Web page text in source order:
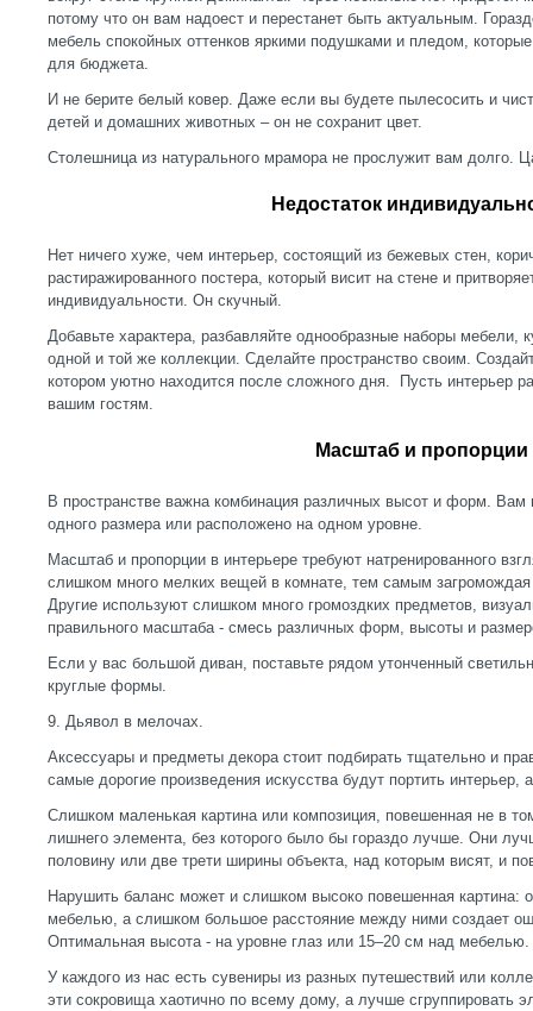
потому что он вам надоест и перестанет быть актуальным.
мебель спокойных оттенков яркими подушками и пледом,
для бюджета.
И не берите белый ковер. Даже если вы будете пылесосить и
детей и домашних животных – он не сохранит цвет.
Столешница из натурального мрамора не прослужит вам долго.
Недостаток
Нет ничего хуже, чем интерьер, состоящий из бежевых стен,
растиражированного постера, который висит на стене и
индивидуальности. Он скучный.
Добавьте характера, разбавляйте однообразные наборы мебели,
одной и той же коллекции. Сделайте пространство своим.
котором уютно находится после сложного дня. Пусть интерьер
вашим гостям.
Масштаб и пропорции
В пространстве важна комбинация различных высот и форм. Вам
одного размера или расположено на одном уровне.
Масштаб и пропорции в интерьере требуют натренированного
слишком много мелких вещей в комнате, тем самым
Другие используют слишком много громоздких предметов,
правильного масштаба - смесь различных форм, высоты и
Если у вас большой диван, поставьте рядом утонченный
круглые формы.
9. Дьявол в мелочах.
Аксессуары и предметы декора стоит подбирать тщательно и
самые дорогие произведения искусства будут портить интерьер,
Слишком маленькая картина или композиция, повешенная не в
лишнего элемента, без которого было бы гораздо лучше. Они
половину или две трети ширины объекта, над которым висят, и
Нарушить баланс может и слишком высоко повешенная картина:
мебелью, а слишком большое расстояние между ними создает
Оптимальная высота - на уровне глаз или 15–20 см над мебелью.
У каждого из нас есть сувениры из разных путешествий или
эти сокровища хаотично по всему дому, а лучше сгруппировать